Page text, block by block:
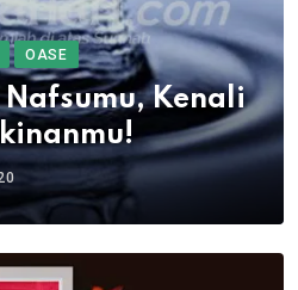
OASE
Kenali